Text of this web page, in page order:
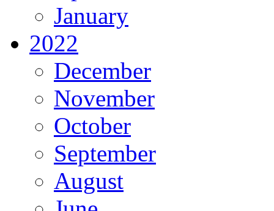
January
2022
December
November
October
September
August